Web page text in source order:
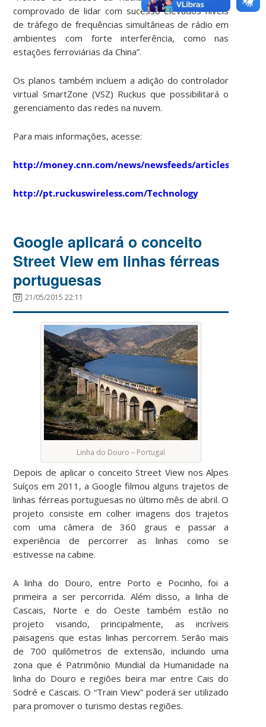
comprovado de lidar com sucesso elevados níveis
de tráfego de frequências simultâneas de rádio em
ambientes com forte interferência, como nas
estações ferroviárias da China”.
Os planos também incluem a adição do controlador
virtual SmartZone (VSZ) Ruckus que possibilitará o
gerenciamento das redes na nuvem.
Para mais informações, acesse:
http://money.cnn.com/news/newsfeeds/articles/
http://pt.ruckuswireless.com/Technology
Google aplicará o conceito
Street View em linhas férreas
portuguesas
21/05/2015 22:11
Linha do Douro – Portugal
Depois de aplicar o conceito Street View nos Alpes
Suíços em 2011, a Google filmou alguns trajetos de
linhas férreas portuguesas no último mês de abril. O
projeto consiste em colher imagens dos trajetos
com uma câmera de 360 graus e passar a
experiência de percorrer as linhas como se
estivesse na cabine.
A linha do Douro, entre Porto e Pocinho, foi a
primeira a ser percorrida. Além disso, a linha de
Cascais, Norte e do Oeste também estão no
projeto visando, principalmente, as incríveis
paisagens que estas linhas percorrem. Serão mais
de 700 quilômetros de extensão, incluindo uma
zona que é Patrimônio Mundial da Humanidade na
linha do Douro e regiões beira mar entre Cais do
Sodré e Cascais. O “Train View” poderá ser utilizado
para promover o turismo destas regiões.